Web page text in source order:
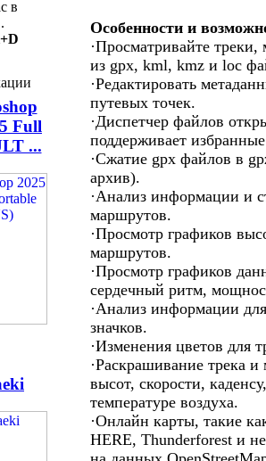
Full
...
Особенности и
·Просматривайте
из gpx, kml, kmz и loc
·Редактировать
путевых точек.
·Диспетчер файлов
поддерживает
·Сжатие gpx файлов в
архив).
·Анализ информации и
маршрутов.
·Просмотр графиков
маршрутов.
·Просмотр графиков
сердечный ритм,
·Анализ информации
значков.
·Изменения цветов для
·Раскрашивание трека
высот, скорости,
температуре воздуха.
·Онлайн карты, такие
HERE, Thunderforest и